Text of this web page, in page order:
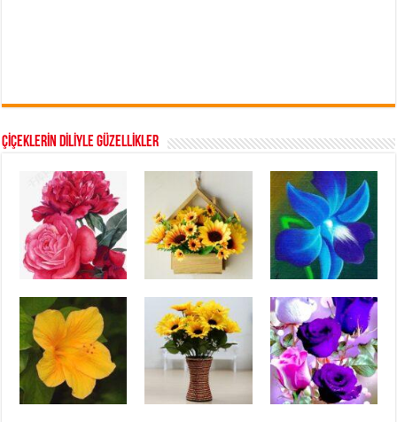
ÇİÇEKLERİN DİLİYLE GÜZELLİKLER